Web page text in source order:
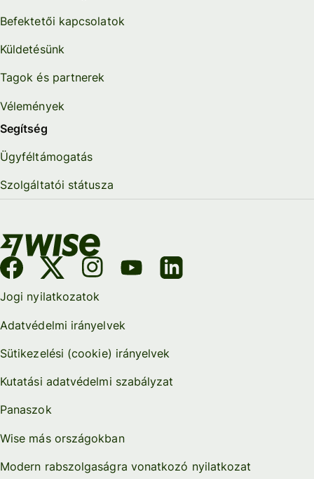
Befektetői kapcsolatok
Küldetésünk
Tagok és partnerek
Vélemények
Segítség
Ügyféltámogatás
Szolgáltatói státusza
Jogi nyilatkozatok
Adatvédelmi irányelvek
Sütikezelési (cookie) irányelvek
Kutatási adatvédelmi szabályzat
Panaszok
Wise más országokban
Modern rabszolgaságra vonatkozó nyilatkozat